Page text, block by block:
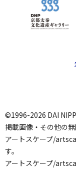
©1996-2026 DAI
掲載画像・その他の
アートスケープ/
す。
アートスケープ/